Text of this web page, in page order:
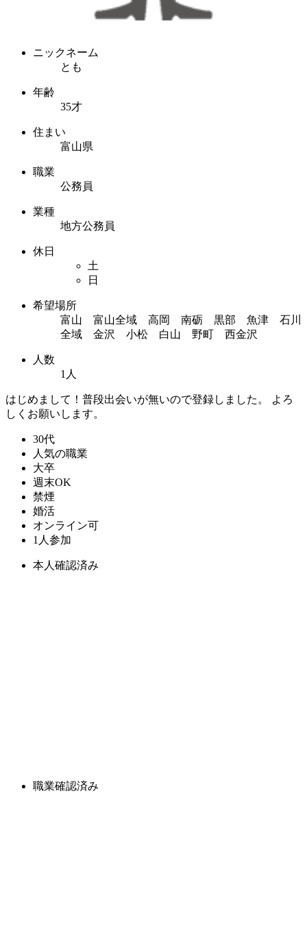
ニックネーム
とも
年齢
35才
住まい
富山県
職業
公務員
業種
地方公務員
休日
土
日
希望場所
富山 富山全域 高岡 南砺 黒部 魚津 石川
全域 金沢 小松 白山 野町 西金沢
人数
1人
はじめまして！普段出会いが無いので登録しました。 よろ
しくお願いします。
30代
人気の職業
大卒
週末OK
禁煙
婚活
オンライン可
1人参加
本人確認済み
職業確認済み